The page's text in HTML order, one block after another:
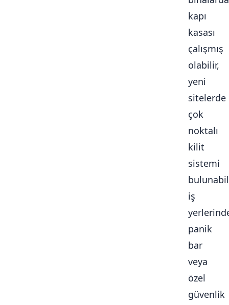
kapı
kasası
çalışmış
olabilir,
yeni
sitelerde
çok
noktalı
kilit
sistemi
iş
panik
bar
veya
özel
güvenlik